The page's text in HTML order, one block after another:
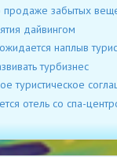
продаже забытых
дайвингом
наплыв
турбизнес
туристическое
отель со спа-